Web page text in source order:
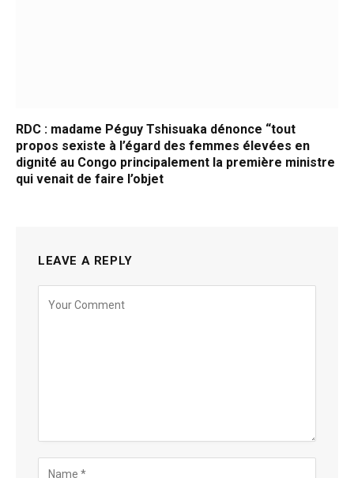
RDC : madame Péguy Tshisuaka dénonce “tout
propos sexiste à l’égard des femmes élevées en
dignité au Congo principalement la première ministre
qui venait de faire l’objet
LEAVE A REPLY